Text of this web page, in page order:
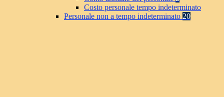
Costo personale tempo indeterminato
Personale non a tempo indeterminato 20